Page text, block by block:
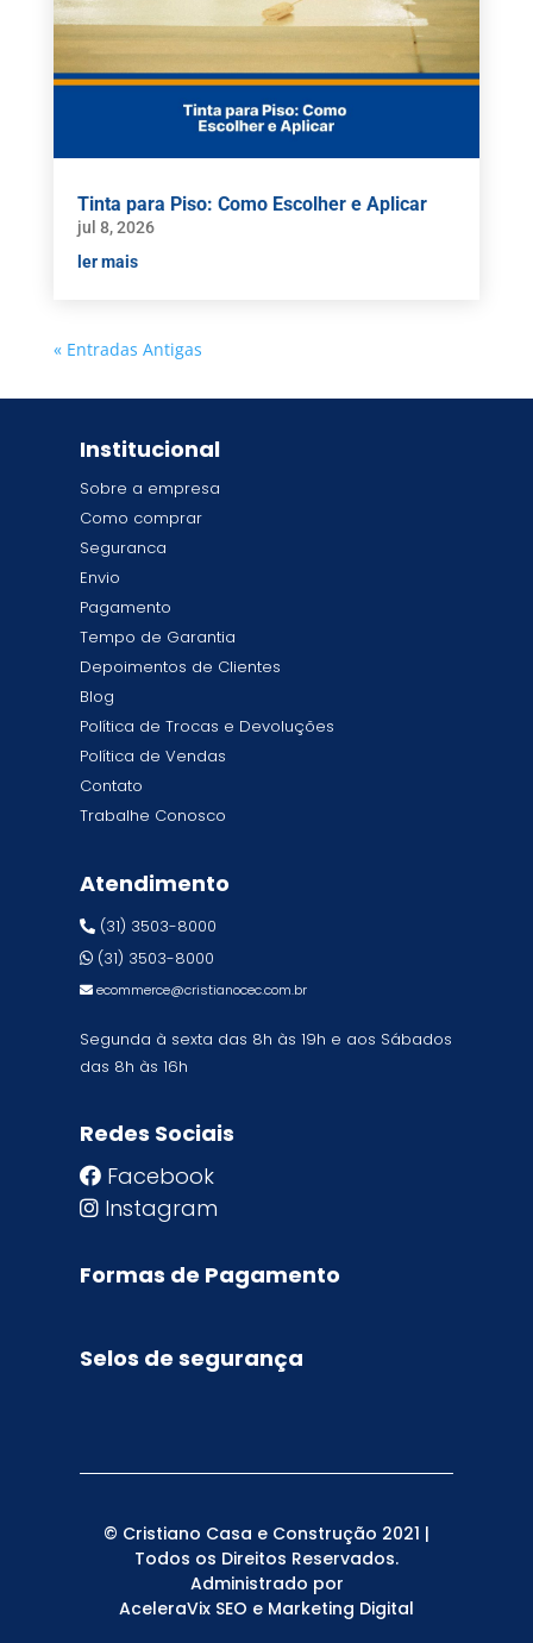
Tinta para Piso: Como Escolher e Aplicar
jul 8, 2026
ler mais
« Entradas Antigas
Institucional
Sobre a empresa
Como comprar
Seguranca
Envio
Pagamento
Tempo de Garantia
Depoimentos de Clientes
Blog
Política de Trocas e Devoluções
Política de Vendas
Contato
Trabalhe Conosco
Atendimento
(31) 3503-8000
(31) 3503-8000
ecommerce@cristianocec.com.br
Segunda à sexta das 8h às 19h e aos Sábados
das 8h às 16h
Redes Sociais
Facebook
Instagram
Formas de Pagamento
Selos de segurança
© Cristiano Casa e Construção 2021 |
Todos os Direitos Reservados.
Administrado por
AceleraVix SEO e Marketing Digital